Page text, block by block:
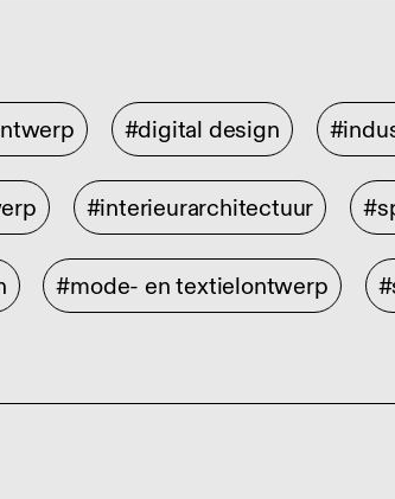
#digital design
#interieurarchitectuur
#mode- en textielontwerp